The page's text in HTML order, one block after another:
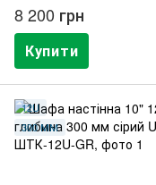
8 200 грн
Купити
12U
300 ММ